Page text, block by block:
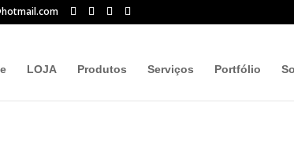
LOJA Produtos Serviços Portfólio